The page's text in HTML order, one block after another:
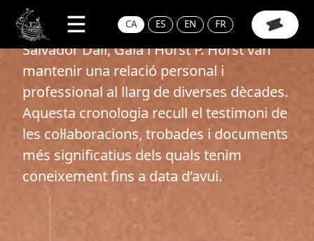
Vés al contingut
Navegació principal
CA ES EN FR
CRONOLOGIA
Salvador Dalí, Gala i Horst P. Horst van
mantenir una relació personal i
professional al llarg de diverses dècades.
Aquesta cronologia recull el testimoni de
les col·laboracions, trobades i documents
més significatius dels quals tenim
coneixement fins a data d’avui.